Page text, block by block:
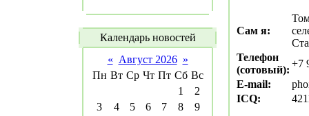
Календарь новостей
« Август 2026 »
Пн Вт Ср Чт Пт Сб Вс
1
2
3
4 5 6 7 8
9
Сам я:
Телефон
(сотовый):
+7
E-mail:
ICQ: